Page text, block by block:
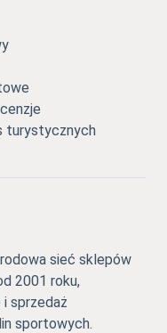
turystycznych
sieć sklepów
2001 roku,
sprzedaż
sportowych.